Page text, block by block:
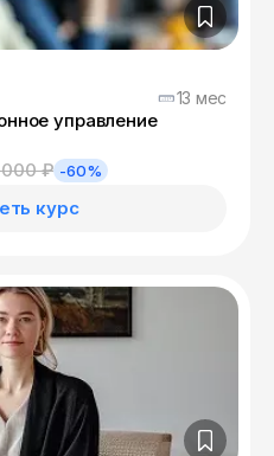
13 мес
управление
₽ -60%
курс